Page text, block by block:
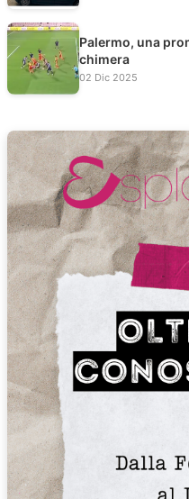
Palermo, una
chimera
02 Dic 2025